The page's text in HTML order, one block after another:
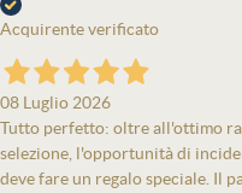
Acquirente verificato
08 Luglio 2026
Tutto perfetto: oltre all'ottimo
selezione, l'opportunità di
deve fare un regalo speciale. Il